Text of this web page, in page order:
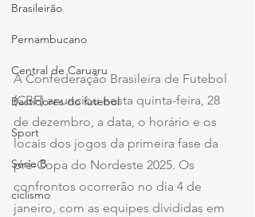
Brasileirão
Pernambucano
Central de Caruaru
Bastidores do futebol
Sport
Série B
ciclismo
A Confederação Brasileira de Futebol
(CBF) anunciou nesta quinta-feira, 28
de dezembro, a data, o horário e os
locais dos jogos da primeira fase da
pré-Copa do Nordeste 2025. Os
confrontos ocorrerão no dia 4 de
janeiro, com as equipes divididas em